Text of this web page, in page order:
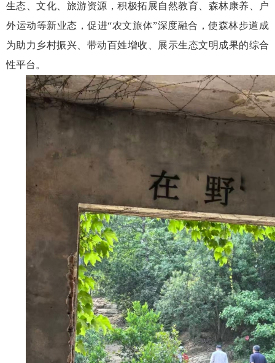
生态、文化、旅游资源，积极拓展自然教育、森林康养、户
外运动等新业态，促进“农文旅体”深度融合，使森林步道成
为助力乡村振兴、带动百姓增收、展示生态文明成果的综合
性平台。